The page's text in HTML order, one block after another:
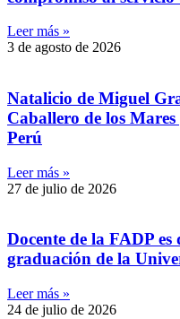
Leer más »
3 de agosto de 2026
Natalicio de Miguel
Caballero de los
Perú
Leer más »
27 de julio de 2026
Docente de la FADP
graduación de la
Leer más »
24 de julio de 2026